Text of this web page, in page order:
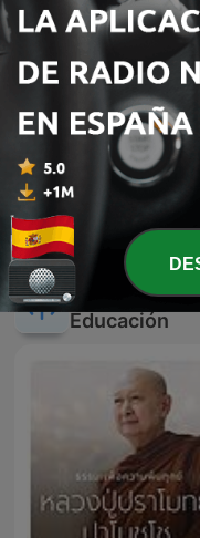
Richard Vaughan Live
Más
Educación